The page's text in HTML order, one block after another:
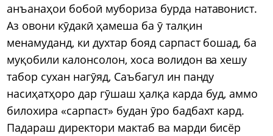
анъанаҳои бобоӣ мубориза бурда натавонист.
Аз овони кӯдакӣ ҳамеша ба ӯ талқин
менамуданд, ки духтар бояд сарпаст бошад, ба
муқобили калонсолон, хоса волидон ва хешу
табор сухан нагӯяд, Саъбагул ин панду
насиҳатҳоро дар гӯшаш ҳалқа карда буд, аммо
билохира «сарпаст» будан ӯро бадбахт кард.
Падараш директори мактаб ва марди бисёр